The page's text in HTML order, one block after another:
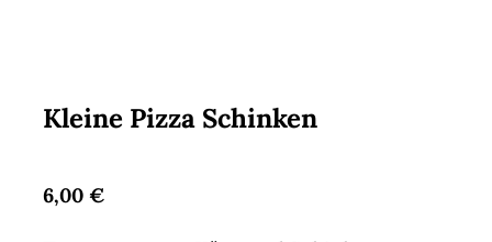
Kleine Pizza Schinken
6,00 €